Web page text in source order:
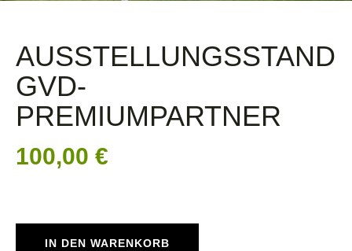
AUSSTELLUNGSSTAND
GVD-
PREMIUMPARTNER
100,00 €
IN DEN WARENKORB